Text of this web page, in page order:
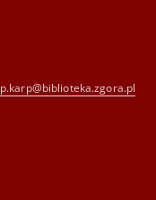
p.karp@biblioteka.zgora.pl